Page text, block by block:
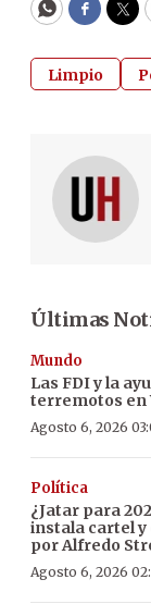
WhatsApp
Limpio
Últimas
Mundo
Las FDI y la
terremotos en
Agosto 6, 2026
Política
¿Jatar para
instala cartel
por Alfredo
Agosto 6, 2026